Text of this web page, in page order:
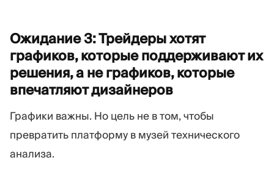
Ожидание 3: Трейдеры хотят
графиков, которые поддерживают их
решения, а не графиков, которые
впечатляютдизайнеров
Графики важны. Но цель не в том, чтобы
превратить платформу в музей технического
анализа.